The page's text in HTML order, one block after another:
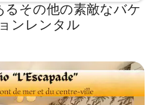
その他の素敵なバケ
ンレンタル